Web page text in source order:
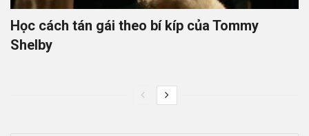
Học cách tán gái theo bí kíp của Tommy
Shelby